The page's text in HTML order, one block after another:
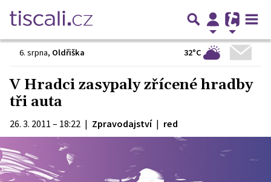
6. srpna, Oldřiška 32°C
V Hradci zasypaly zřícené hradby
tři auta
26. 3. 2011 – 18:22 | Zpravodajství | red